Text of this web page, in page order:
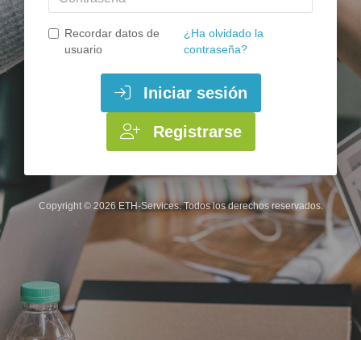
Recordar datos de
usuario
¿Ha olvidado la
contraseña?
Iniciar sesión
Registrarse
Copyright © 2026 ETH-Services. Todos los derechos reservados.